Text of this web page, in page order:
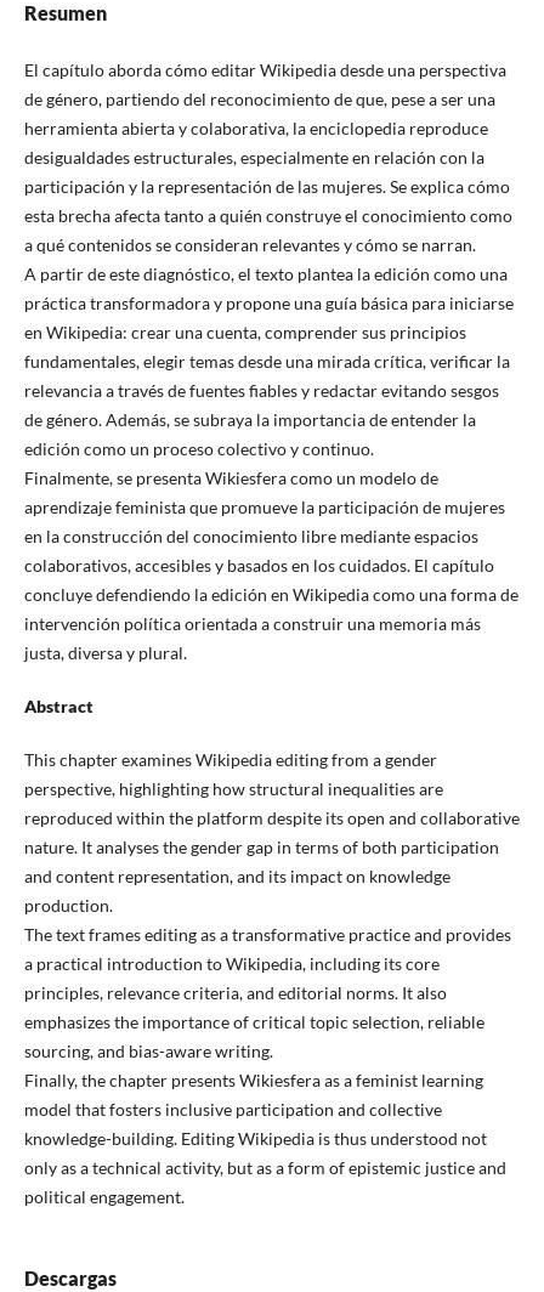
Resumen
El capítulo aborda cómo editar Wikipedia desde una perspectiva
de género, partiendo del reconocimiento de que, pese a ser una
herramienta abierta y colaborativa, la enciclopedia reproduce
desigualdades estructurales, especialmente en relación con la
participación y la representación de las mujeres. Se explica cómo
esta brecha afecta tanto a quién construye el conocimiento como
a qué contenidos se consideran relevantes y cómo se narran.
A partir de este diagnóstico, el texto plantea la edición como una
práctica transformadora y propone una guía básica para iniciarse
en Wikipedia: crear una cuenta, comprender sus principios
fundamentales, elegir temas desde una mirada crítica, verificar la
relevancia a través de fuentes fiables y redactar evitando sesgos
de género. Además, se subraya la importancia de entender la
edición como un proceso colectivo y continuo.
Finalmente, se presenta Wikiesfera como un modelo de
aprendizaje feminista que promueve la participación de mujeres
en la construcción del conocimiento libre mediante espacios
colaborativos, accesibles y basados en los cuidados. El capítulo
concluye defendiendo la edición en Wikipedia como una forma de
intervención política orientada a construir una memoria más
justa, diversa y plural.
Abstract
This chapter examines Wikipedia editing from a gender
perspective, highlighting how structural inequalities are
reproduced within the platform despite its open and collaborative
nature. It analyses the gender gap in terms of both participation
and content representation, and its impact on knowledge
production.
The text frames editing as a transformative practice and provides
a practical introduction to Wikipedia, including its core
principles, relevance criteria, and editorial norms. It also
emphasizes the importance of critical topic selection, reliable
sourcing, and bias-aware writing.
Finally, the chapter presents Wikiesfera as a feminist learning
model that fosters inclusive participation and collective
knowledge-building. Editing Wikipedia is thus understood not
only as a technical activity, but as a form of epistemic justice and
political engagement.
Descargas